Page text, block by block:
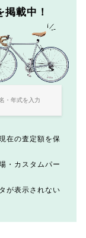
載中！
在の査定額を保
・カスタムパー
が表示されない